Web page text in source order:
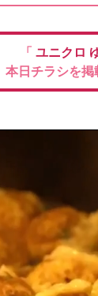
「 ユニクロ
本日チラシを掲